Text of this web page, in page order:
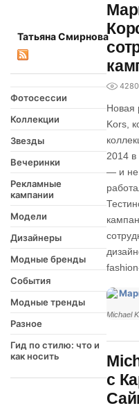
Татьяна Смирнова
Фотосессии
Коллекции
Звезды
Вечеринки
Рекламные
кампании
Модели
Дизайнеры
Модные бренды
События
Модные тренды
Разное
Гид по стилю: что и
как носить
4280
Новая
Kors,
2014 в
— и не
Michael
с